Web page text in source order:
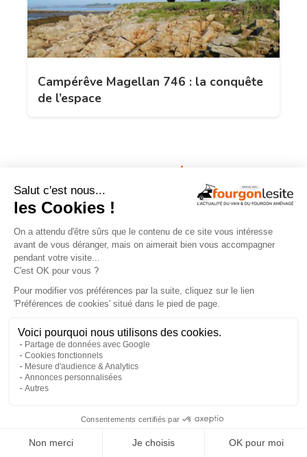
Campérêve Magellan 746 : la conquête
de l’espace
PRÈS DE CHEZ VOUS !
260professionnels de l'aménagement de vans
et de fourgons référencés partout en France !
Explorer la carte
géolocalisée
vérifiés
Recherche
par services